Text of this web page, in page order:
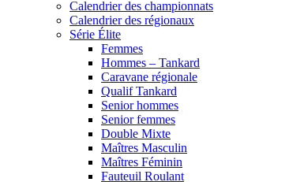
Calendrier des championnats
Calendrier des régionaux
Série Élite
Femmes
Hommes – Tankard
Caravane régionale
Qualif Tankard
Senior hommes
Senior femmes
Double Mixte
Maîtres Masculin
Maîtres Féminin
Fauteuil Roulant